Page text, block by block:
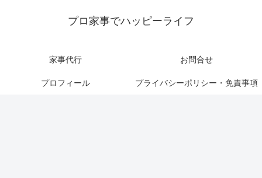
プロ家事でハッピーライフ
家事代行 お問合せ
プロフィール プライバシーポリシー・免責事項